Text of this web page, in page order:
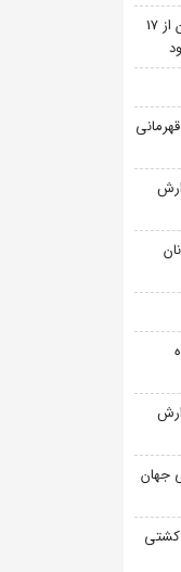
اردوی تیم ملی کشتی ساحلی نوجوانان از 17
جهان
کشتی